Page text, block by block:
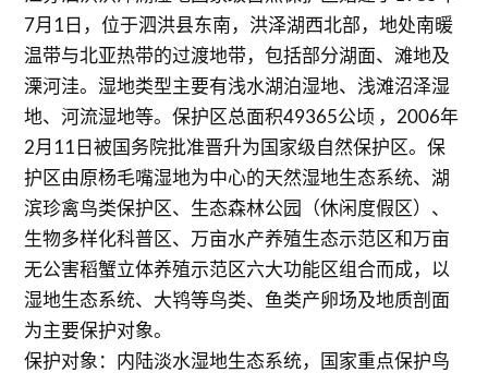
7月1日，位于泗洪县东南，洪泽湖西北部，地处南暖
温带与北亚热带的过渡地带，包括部分湖面、滩地及
溧河洼。湿地类型主要有浅水湖泊湿地、浅滩沼泽湿
地、河流湿地等。保护区总面积49365公顷 ，2006年
2月11日被国务院批准晋升为国家级自然保护区。保
护区由原杨毛嘴湿地为中心的天然湿地生态系统、湖
滨珍禽鸟类保护区、生态森林公园（休闲度假区）、
生物多样化科普区、万亩水产养殖生态示范区和万亩
无公害稻蟹立体养殖示范区六大功能区组合而成，以
湿地生态系统、大鸨等鸟类、鱼类产卵场及地质剖面
为主要保护对象。
保护对象：内陆淡水湿地生态系统，国家重点保护鸟